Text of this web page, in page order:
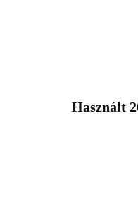
Használt